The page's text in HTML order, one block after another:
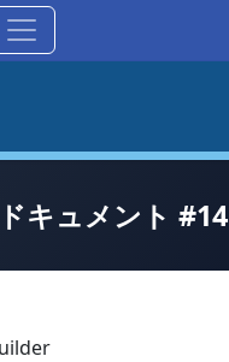
キュメント #14